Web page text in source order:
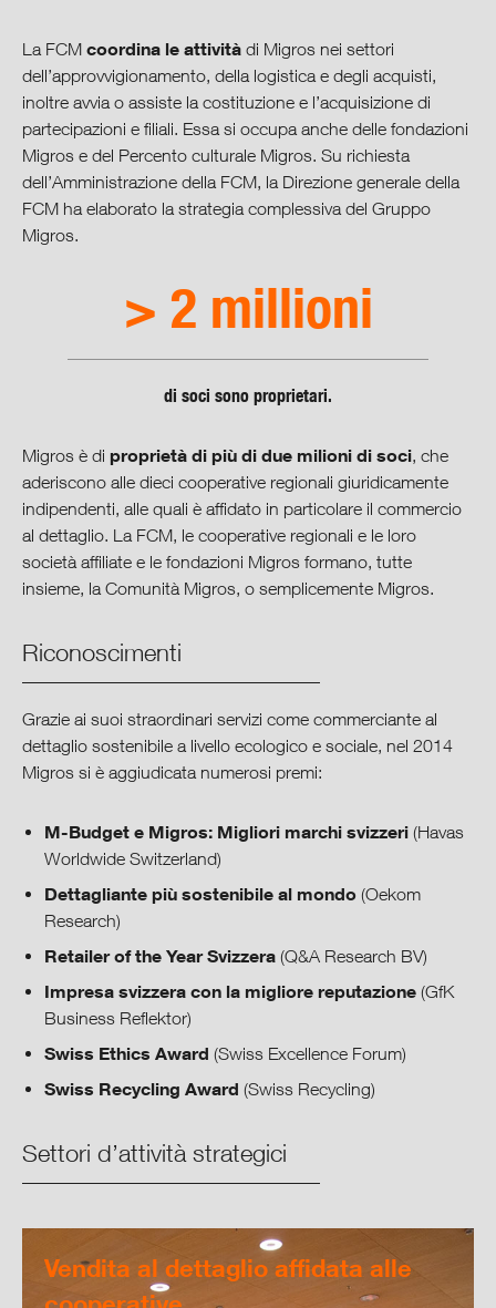
La FCM coordina le attività di Migros nei settori
dell’approvvigionamento, della logistica e degli acquisti,
inoltre avvia o assiste la costituzione e l’acquisizione di
partecipazioni e filiali. Essa si occupa anche delle fondazioni
Migros e del Percento culturale Migros. Su richiesta
dell’Amministrazione della FCM, la Direzione generale della
FCM ha elaborato la strategia complessiva del Gruppo
Migros.
> 2 millioni
di soci sono proprietari.
Migros è di proprietà di più di due milioni di soci, che
aderiscono alle dieci cooperative regionali giuridicamente
indipendenti, alle quali è affidato in particolare il commercio
al dettaglio. La FCM, le cooperative regionali e le loro
società affiliate e le fondazioni Migros formano, tutte
insieme, la Comunità Migros, o semplicemente Migros.
Riconoscimenti
Grazie ai suoi straordinari servizi come commerciante al
dettaglio sostenibile a livello ecologico e sociale, nel 2014
Migros si è aggiudicata numerosi premi:
M-Budget e Migros: Migliori marchi svizzeri (Havas
Worldwide Switzerland)
Dettagliante più sostenibile al mondo (Oekom
Research)
Retailer of the Year Svizzera (Q&A Research BV)
Impresa svizzera con la migliore reputazione (GfK
Business Reflektor)
Swiss Ethics Award (Swiss Excellence Forum)
Swiss Recycling Award (Swiss Recycling)
Settori d’attività strategici
Vendita al dettaglio affidata alle